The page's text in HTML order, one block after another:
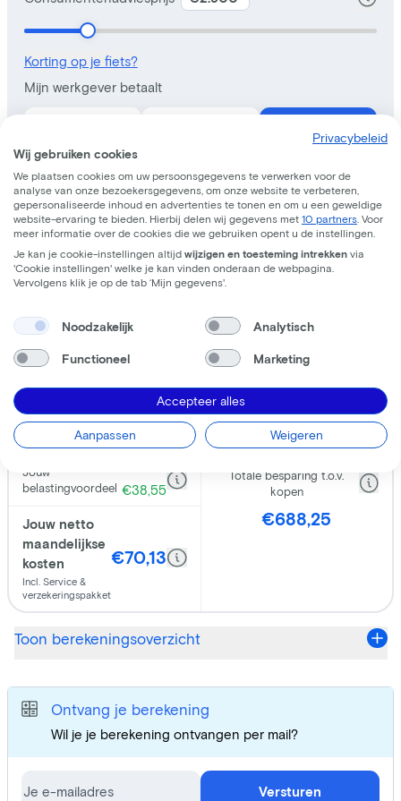
Privacybeleid
Wij gebruiken cookies
We plaatsen cookies om uw persoonsgegevens te verwerken voor de
analyse van onze bezoekersgegevens, om onze website te verbeteren,
gepersonaliseerde inhoud en advertenties te tonen en om u een geweldige
website-ervaring te bieden. Hierbij delen wij gegevens met 10 partners . Voor
meer informatie over de cookies die we gebruiken opent u de instellingen.
Je kan je cookie-instellingen altijd wijzigen en toesteming intrekken via
'Cookie instellingen' welke je kan vinden onderaan de webpagina.
Vervolgens klik je op de tab ‘Mijn gegevens'.
Noodzakelijk Analytisch
Functioneel Marketing
Accepteer alles
Aanpassen Weigeren